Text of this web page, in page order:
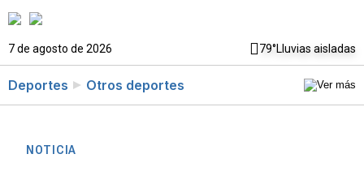
7 de agosto de 2026 79°Lluvias aisladas
Deportes Otros deportes
NOTICIA